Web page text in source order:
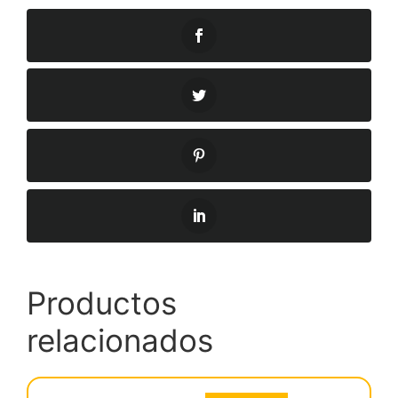
Productos
relacionados